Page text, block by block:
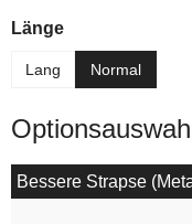
Längeauswählen
Lang Normal
Bessere Strapse